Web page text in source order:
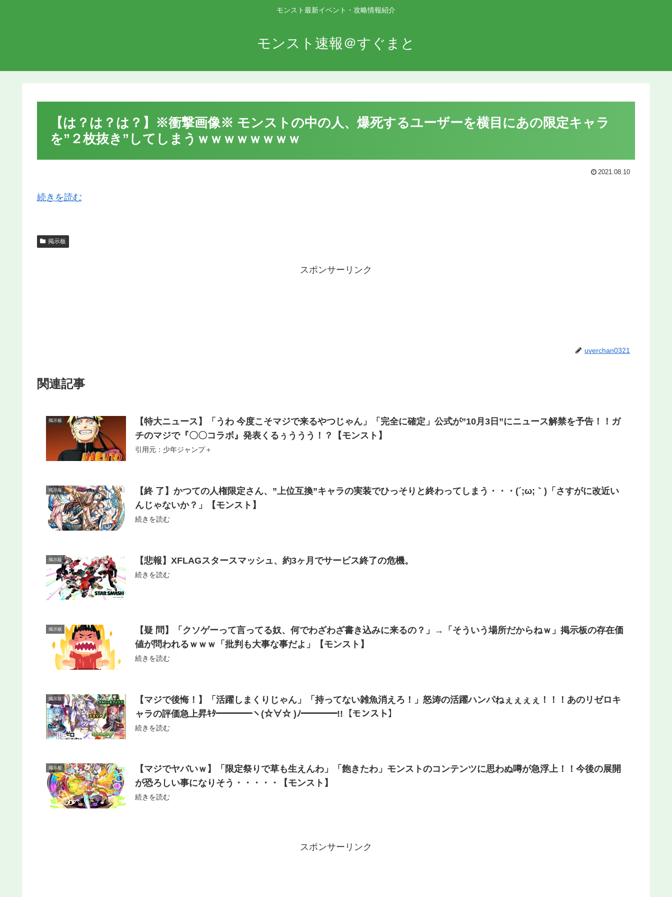
モンスト最新イベント・攻略情報紹介
モンスト速報＠すぐまと
【は？は？は？】※衝撃画像※ モンストの中の人、爆死するユーザーを横目にあの限定キャラ
を”２枚抜き”してしまうｗｗｗｗｗｗｗｗ
2021.08.10
続きを読む
掲示板
スポンサーリンク
uverchan0321
関連記事
掲示板
【特大ニュース】「うわ 今度こそマジで来るやつじゃん」「完全に確定」公式が”10月3日”にニュース解禁を予告！！ガ
チのマジで『〇〇コラボ』発表くるぅううう！？【モンスト】
引用元：少年ジャンプ＋
掲示板
【終 了】かつての人権限定さん、”上位互換”キャラの実装でひっそりと終わってしまう・・・(´;ω;｀)「さすがに改近い
んじゃないか？」【モンスト】
続きを読む
掲示板 【悲報】XFLAGスタースマッシュ、約3ヶ月でサービス終了の危機。
続きを読む
掲示板
【疑 問】「クソゲーって言ってる奴、何でわざわざ書き込みに来るの？」→「そういう場所だからねｗ」掲示板の存在価
値が問われるｗｗｗ「批判も大事な事だよ」【モンスト】
続きを読む
掲示板
【マジで後悔！】「活躍しまくりじゃん」「持ってない雑魚消えろ！」怒涛の活躍ハンパねぇぇぇぇ！！！あのリゼロキ
ャラの評価急上昇ｷﾀ━━━━ヽ(☆∀☆ )ﾉ━━━━!!【モンスト】
続きを読む
掲示板
【マジでヤバいｗ】「限定祭りで草も生えんわ」「飽きたわ」モンストのコンテンツに思わぬ噂が急浮上！！今後の展開
が恐ろしい事になりそう・・・・・【モンスト】
続きを読む
スポンサーリンク